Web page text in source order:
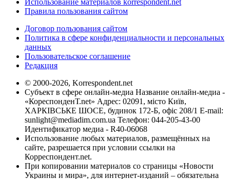
Использование материалов korrespondent.net
Правила пользования сайтом
Договор пользования сайтом
Политика в сфере конфиденциальности и персональных
данных
Пользовательское соглашение
Редакция
© 2000-2026, Korrespondent.net
Субъект в сфере онлайн-медиа Название онлайн-медиа -
«КореспонденТ.net» Адрес: 02091, місто Київ,
ХАРКІВСЬКЕ ШОСЕ, будинок 172-Б, офіс 208/1 E-mail:
sunlight@mediadim.com.ua Телефон: 044-205-43-00
Идентификатор медиа - R40-06068
Использование любых материалов, размещённых на
сайте, разрешается при условии ссылки на
Корреспондент.net.
При копировании материалов со страницы «Новости
Украины и мира», для интернет-изданий – обязательна